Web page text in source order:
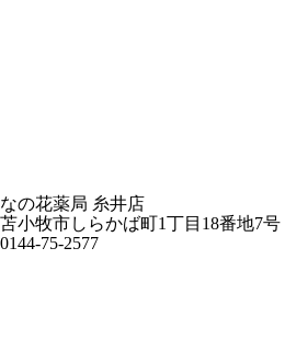
なの花薬局 糸井店
苫小牧市しらかば町1丁目18番地7号
0144-75-2577